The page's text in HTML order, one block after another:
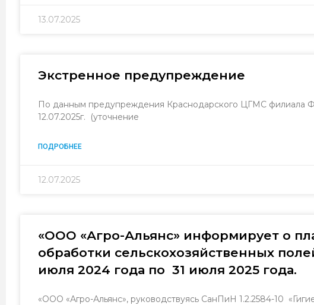
13.07.2025
Экстренное предупреждение
По данным предупреждения Краснодарского ЦГМС филиала
12.07.2025г. (уточнение
ПОДРОБНЕЕ
12.07.2025
«ООО «Агро-Альянс» информирует о
обработки сельскохозяйственных
июля 2024 года по 31 июля 2025 года.
«ООО «Агро-Альянс», руководствуясь СанПиН 1.2.2584-10